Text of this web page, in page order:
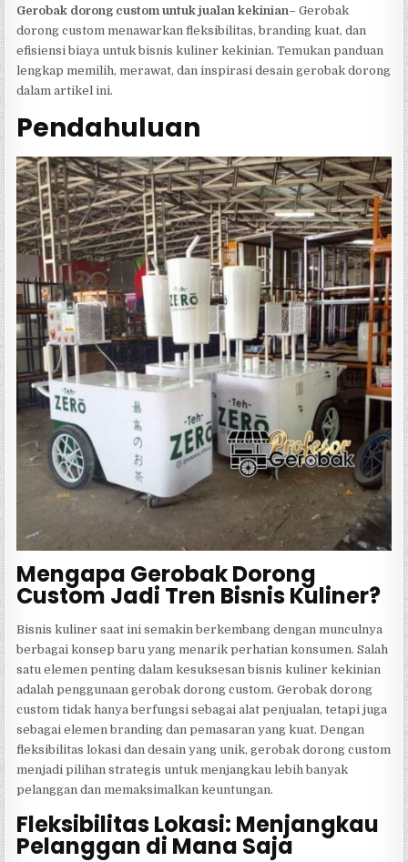
Gerobak dorong custom untuk jualan kekinian– Gerobak
dorong custom menawarkan fleksibilitas, branding kuat, dan
efisiensi biaya untuk bisnis kuliner kekinian. Temukan panduan
lengkap memilih, merawat, dan inspirasi desain gerobak dorong
dalam artikel ini.
Pendahuluan
Mengapa Gerobak Dorong
Custom Jadi Tren Bisnis Kuliner?
Bisnis kuliner saat ini semakin berkembang dengan munculnya
berbagai konsep baru yang menarik perhatian konsumen. Salah
satu elemen penting dalam kesuksesan bisnis kuliner kekinian
adalah penggunaan gerobak dorong custom. Gerobak dorong
custom tidak hanya berfungsi sebagai alat penjualan, tetapi juga
sebagai elemen branding dan pemasaran yang kuat. Dengan
fleksibilitas lokasi dan desain yang unik, gerobak dorong custom
menjadi pilihan strategis untuk menjangkau lebih banyak
pelanggan dan memaksimalkan keuntungan.
Fleksibilitas Lokasi: Menjangkau
Pelanggan di Mana Saja